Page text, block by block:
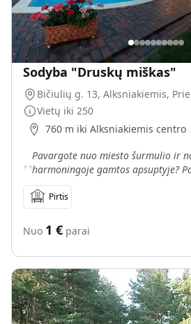
Sodyba "Druskų miškas"
Vietų iki 250
760 m iki Alksniakiemis centro
„Pavargote nuo miesto šurmulio ir
harmoningoje gamtos apsuptyje?
atpalaiduojantį poilsį Alksniakiemio
glėbyje jums siū
Pirtis
Nuo 1 € parai